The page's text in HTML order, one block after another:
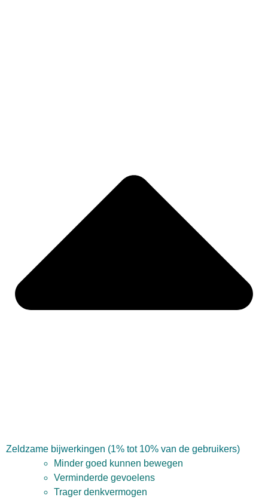
Zeldzame bijwerkingen (1% tot 10% van de gebruikers)
Minder goed kunnen bewegen
Verminderde gevoelens
Trager denkvermogen